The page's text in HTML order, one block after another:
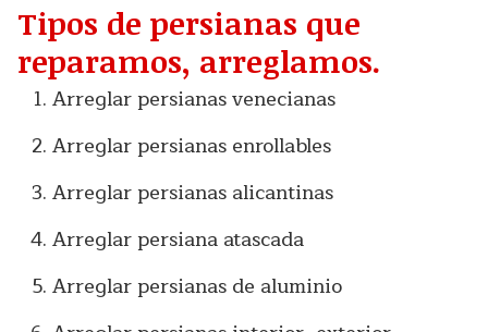
Tipos de persianas que
reparamos, arreglamos.
Arreglar persianas venecianas
Arreglar persianas enrollables
Arreglar persianas alicantinas
Arreglar persiana atascada
Arreglar persianas de aluminio